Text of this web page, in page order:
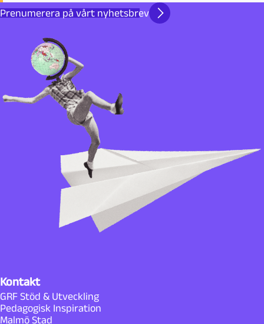
Prenumerera på vårt nyhetsbrev
Kontakt
GRF Stöd & Utveckling
Pedagogisk Inspiration
Malmö Stad